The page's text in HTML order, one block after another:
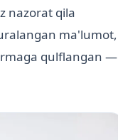
nazorat qila
ma'lumot,
qulflangan —